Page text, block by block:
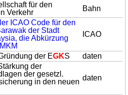
für den
Verkehr
Bahn
ICAO Code für den
der Stadt
die Abkürzung
ICAO
der EGKS daten
der
der gesetzl.
in den neuen daten